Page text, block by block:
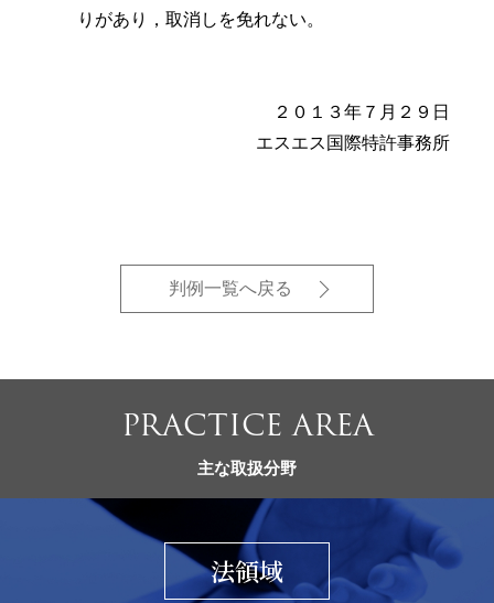
りがあり，取消しを免れない。
２０１３年７月２９日
エスエス国際特許事務所
判例一覧へ戻る
PRACTICE AREA
主な取扱分野
法領域